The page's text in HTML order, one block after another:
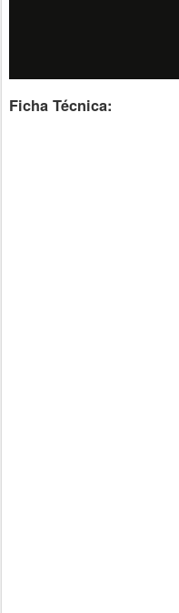
Ficha Técnica: